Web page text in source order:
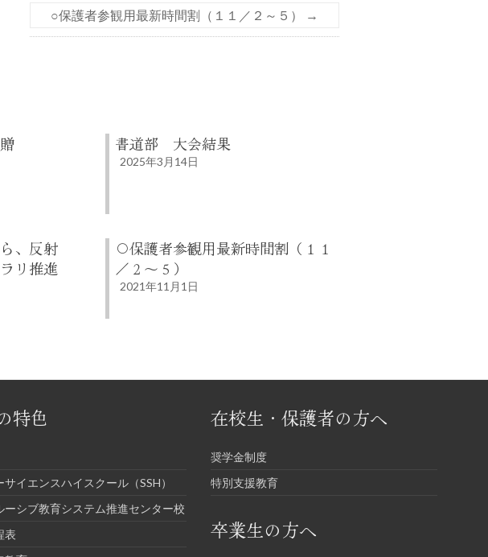
○保護者参観用最新時間割（１１／２～５） →
書道部 大会結果
2025年3月14日
、反射
リ推進
○保護者参観用最新時間割（１１
／２～５）
2021年11月1日
特色
サイエンスハイスクール（SSH）
ーシブ教育システム推進センター校
表
在校生・保護者の方へ
奨学金制度
特別支援教育
卒業生の方へ